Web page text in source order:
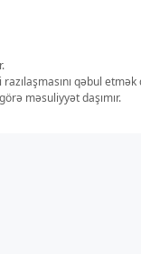
qəbul etmək
məsuliyyət daşımır.